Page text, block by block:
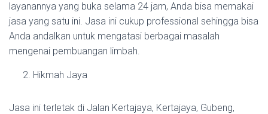
layanannya yang buka selama 24 jam, Anda bisa memakai
jasa yang satu ini. Jasa ini cukup professional sehingga bisa
Anda andalkan untuk mengatasi berbagai masalah
mengenai pembuangan limbah.
Hikmah Jaya
Jasa ini terletak di Jalan Kertajaya, Kertajaya, Gubeng,